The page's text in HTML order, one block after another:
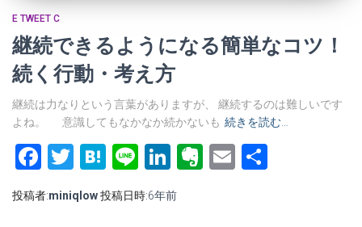
E TWEET C
継続できるようになる簡単なコツ！
続く行動・考え方
継続は力なりという言葉がありますが、 継続するのは難しいです
よね。 意識してもなかなか続かないも 続きを読む…
Facebook
Twitter
Hatena
LineLinkedIn
Evernote
Email
投稿者:miniqlow投稿日時:6年前